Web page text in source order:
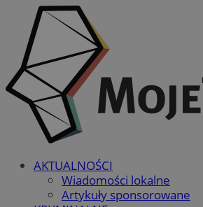
AKTUALNOŚCI
Wiadomości lokalne
Artykuły sponsorowane